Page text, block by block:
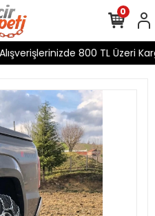
800 TL Üzeri
0